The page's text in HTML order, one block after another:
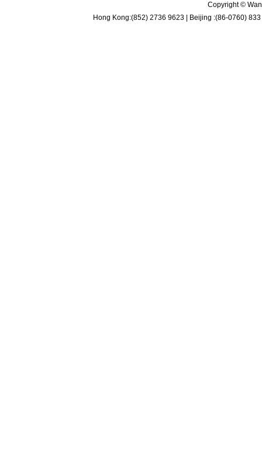
Copyright ©
Hong Kong:(852) 2736 9623 | Beijing :(86-0760)